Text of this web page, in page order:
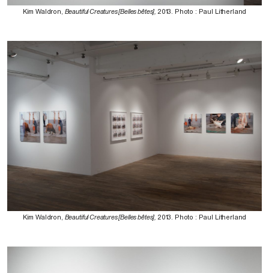
Kim Waldron, Beautiful Creatures [Belles bêtes], 2013. Photo : Paul Litherland
Kim Waldron, Beautiful Creatures [Belles bêtes], 2013. Photo : Paul Litherland